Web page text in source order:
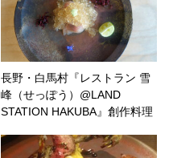
長野・白馬村『レストラン 雪
峰（せっぽう）@LAND
STATION HAKUBA』創作料理